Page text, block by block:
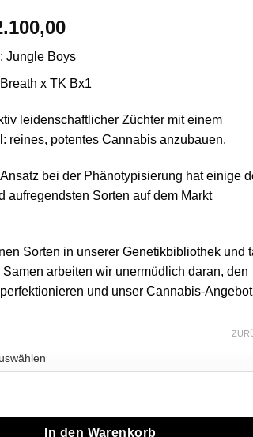
Preisspanne:
bis
€2.100,00
Jungle Boys
x TK Bx1
leidenschaftlicher Züchter mit einem
reines, potentes Cannabis anzubauen.
bei der Phänotypisierung hat einige
aufregendsten Sorten auf dem Markt
Sorten in unserer Genetikbibliothek und
arbeiten wir unermüdlich daran, den
und unser Cannabis-
Breath - 1g Live Resin All-In-One Menge
In den Warenkorb